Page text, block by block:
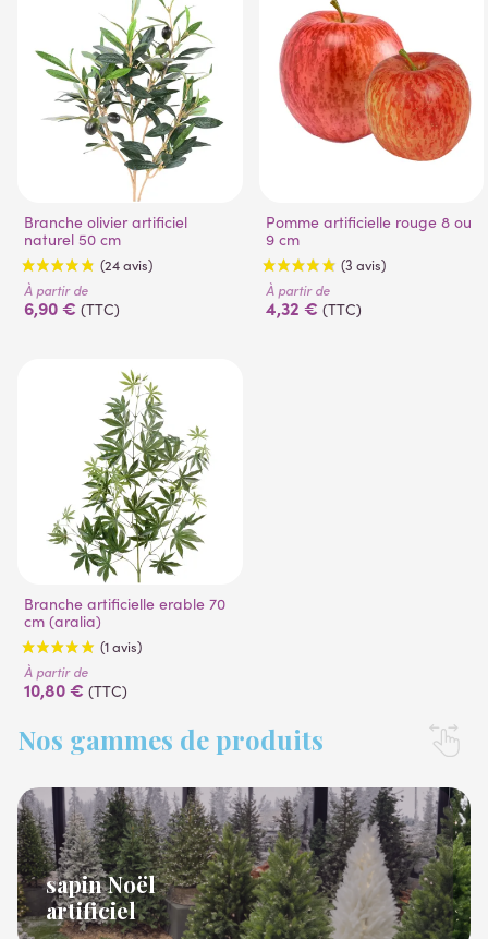
(32 avis)
Branche olivier artificiel
naturel 50 cm
(24 avis)
À partir de
6,90 € (TTC)
Pomme artificielle rouge 8 ou
9 cm
À partir de
4,32 € (TTC)
Branche artificielle erable 70
cm (aralia)
(1 avis)
À partir de
10,80 € (TTC)
Nos gammes de produits
sapin Noël
artificiel